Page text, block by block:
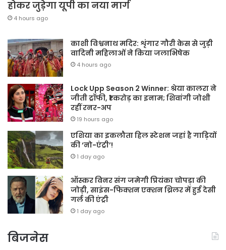
होकर जुड़ेगा यूपी का नया मार्ग
4 hours ago
काशी विश्वनाथ मदिर: शृंगार गौरी केस से जुड़ी
वादिनी महिलाओं ने किया जलाभिषेक
4 hours ago
Lock Upp Season 2 Winner: श्रेया कालरा ने
जीती ट्रॉफी, ₹1 करोड़ का इनाम; शिवांगी जोशी
रहीं रनर-अप
19 hours ago
एशिया का इकलौता हिल स्टेशन जहां है गाड़ियों
की ‘नो-एंट्री’!
1 day ago
ऑस्कर विनर संग जमेगी प्रियंका चोपड़ा की
जोड़ी, साइंस-फिक्शन एक्शन थ्रिलर में हुई देसी
गर्ल की एंट्री
1 day ago
बिजनेस